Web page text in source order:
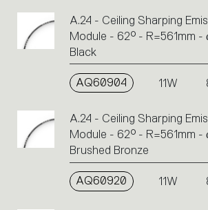
A.24 - Ceiling Sharping
Module - 62° - R=561mm
Black
AQ60904 11W
A.24 - Ceiling Sharping
Module - 62° - R=561mm
Brushed Bronze
AQ60920 11W